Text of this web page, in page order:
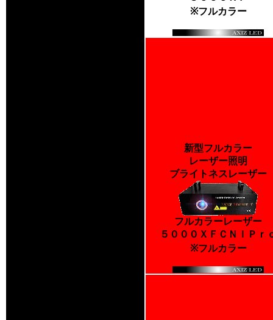
※フルカラー
新型フルカラー
レーザー照明
ブライトネスレーザー
フルカラーレーザー
５０００ＸＦＣＮＩＰｒ
※フルカラー